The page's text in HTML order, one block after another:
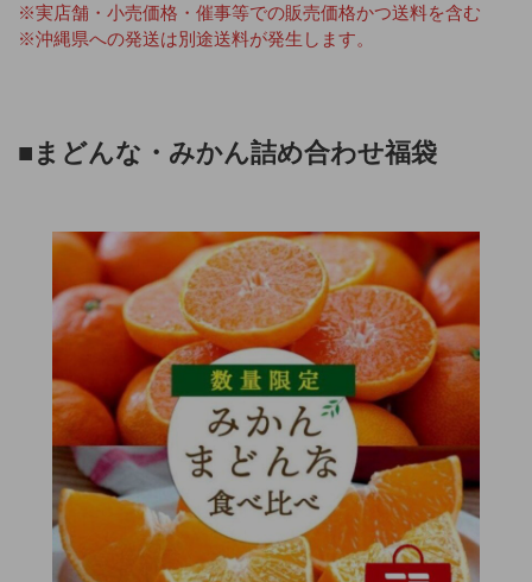
※実店舗・小売価格・催事等での販売価格かつ送料を含む
※沖縄県への発送は別途送料が発生します。
■まどんな・みかん詰め合わせ福袋